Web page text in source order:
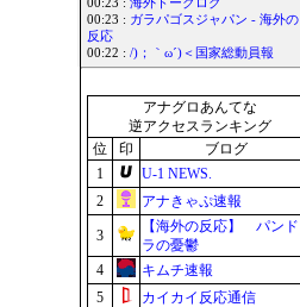
00:23 : 海外トークログ
00:23 : ガラパゴスジャパン - 海外の
反応
00:22 : /)；｀ω´)＜国家総動員報
アナグロあんてな
逆アクセスランキング
位
印
ブログ
1
U-1 NEWS.
2
アナきゃぷ速報
3
【海外の反応】 パンド
ラの憂鬱
4
キムチ速報
5
カイカイ反応通信